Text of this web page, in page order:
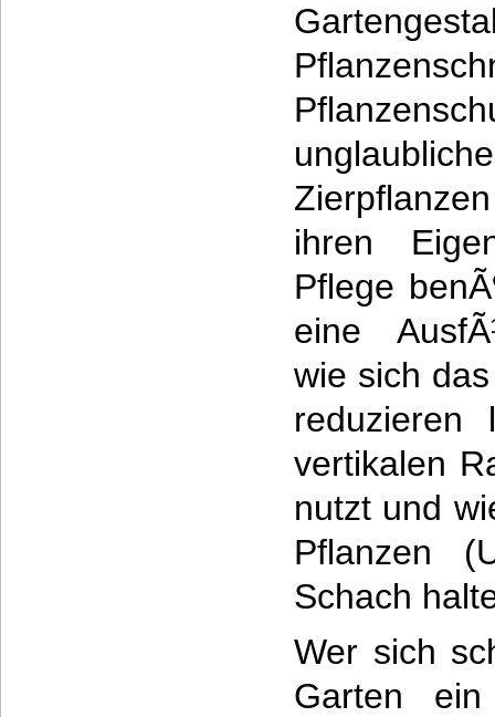
ihren
Pflege
eine
wie sich
vertikalen
nutzt und
Pflanzen
Schach
Wer sich
Garten